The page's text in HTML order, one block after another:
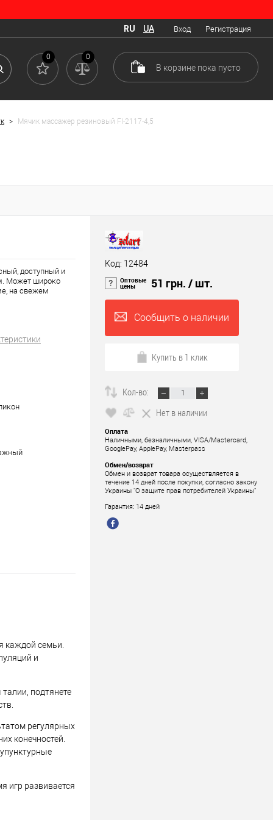
Вход Регистрация
RU UA
0 0
В корзине пока пусто
> Мячик массажер резиновый FI-2117-4,5
доступный и
Может широко
на свежем
каждой семьи.
и
подтянете
регулярных
конечностей.
игр развивается
Код: 12484
Оптовые
цены 51 грн. / шт.
Сообщить о наличии
Купить в 1 клик
Кол-во:
Нет в наличии
Оплата
Наличными, безналичными, VISA/Mastercard,
GooglePay, ApplePay, Masterpass
Обмен/возврат
Обмен и возврат товара осуществляется в
течение 14 дней после покупки, согласно закону
Украины "О защите прав потребителей Украины"
Гарантия: 14 дней